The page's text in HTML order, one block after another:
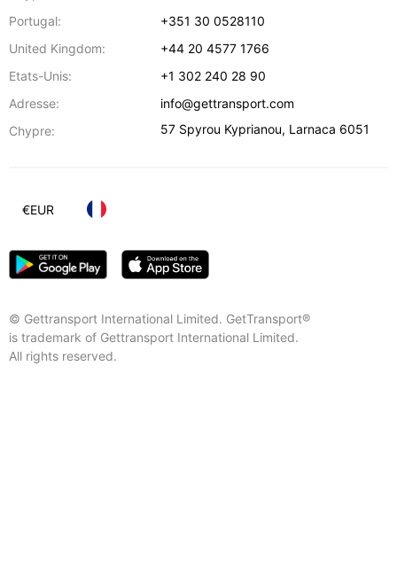
Portugal:
+351 30 0528110
United Kingdom:
+44 20 4577 1766
Etats-Unis:
+1 302 240 28 90
Adresse:
info@gettransport.com
Chypre:
57 Spyrou Kyprianou, Larnaca 6051
© Gettransport International Limited. GetTransport®
is trademark of Gettransport International Limited.
All rights reserved.
€EUR